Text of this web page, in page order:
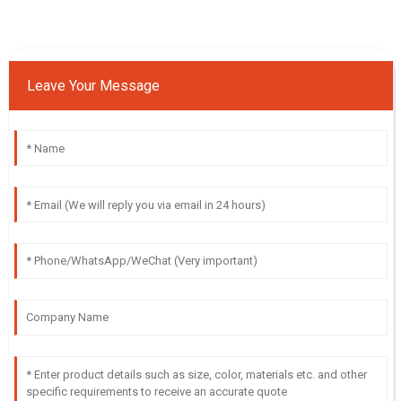
Leave Your Message